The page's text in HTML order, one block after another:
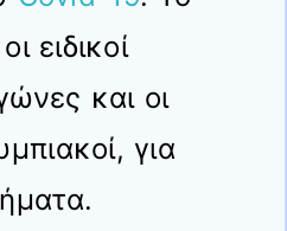
ειδικοί
και οι
για